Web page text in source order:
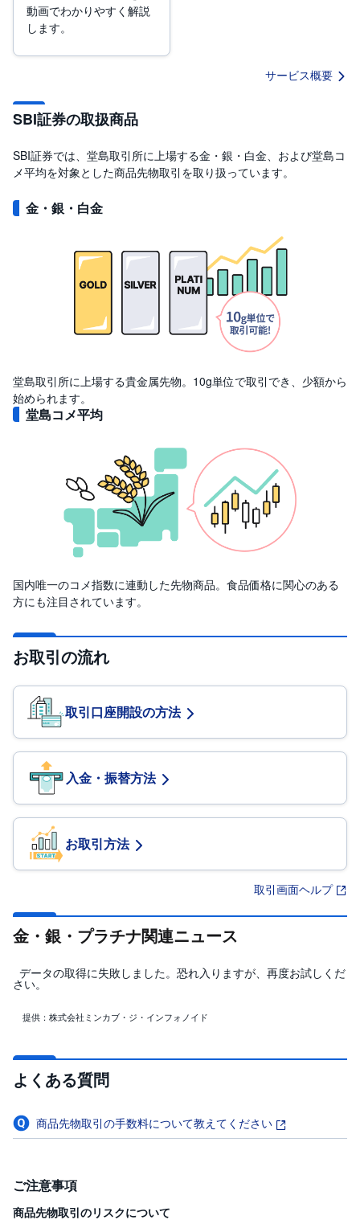
動画でわかりやすく解説
します。
サービス概要
SBI証券の取扱商品
SBI証券では、堂島取引所に上場する金・銀・白金、および堂島コ
メ平均を対象とした商品先物取引を取り扱っています。
金・銀・白金
堂島取引所に上場する貴金属先物。10g単位で取引でき、少額から
始められます。
堂島コメ平均
国内唯一のコメ指数に連動した先物商品。食品価格に関心のある
方にも注目されています。
お取引の流れ
取引口座開設の方法
入金・振替方法
お取引方法
取引画面ヘルプ
金・銀・プラチナ関連ニュース
データの取得に失敗しました。恐れ入りますが、再度お試しくだ
さい。
提供：株式会社ミンカブ・ジ・インフォノイド
よくある質問
商品先物取引の手数料について教えてください
ご注意事項
商品先物取引のリスクについて